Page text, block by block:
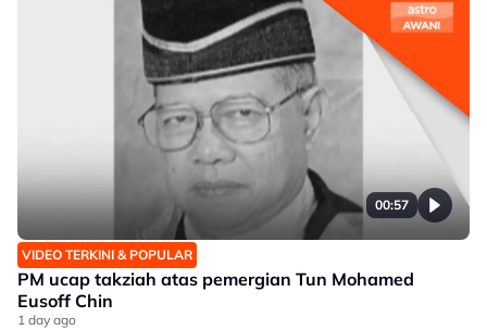
00:57
VIDEO TERKINI & POPULAR
PM ucap takziah atas pemergian Tun Mohamed
Eusoff Chin
1 day ago